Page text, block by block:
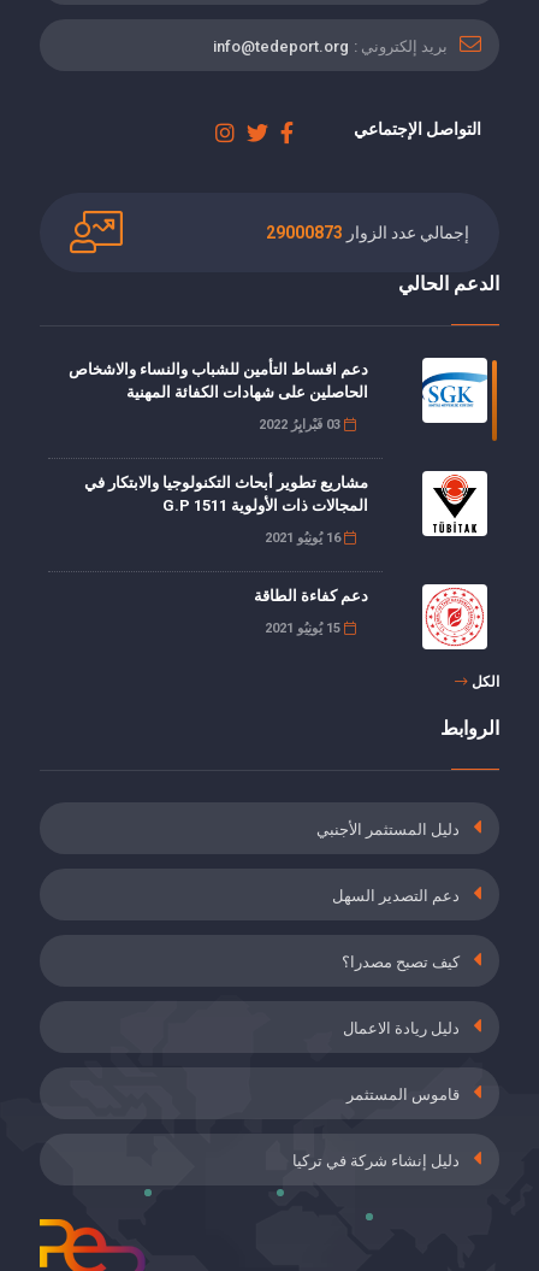
بريد إلكتروني : info@tedeport.org
التواصل الإجتماعي
إجمالي عدد الزوار 29000873
الدعم الحالي
دعم اقساط التأمين للشباب والنساء والاشخاص
الحاصلين على شهادات الكفائة المهنية
03 فَبْرايِرُ 2022
مشاريع تطوير أبحاث التكنولوجيا والابتكار في
المجالات ذات الأولوية G.P 1511
16 يُونِيُو 2021
دعم كفاءة الطاقة
15 يُونِيُو 2021
التدريب أثناء العمل
للغاية
شهادة إنتاجية التوليد المشترك والإنتاج غير المرخص
الكل
الروابط
دليل المستثمر الأجنبي
دعم التصدير السهل
كيف تصبح مصدرا؟
دليل ريادة الاعمال
قاموس المستثمر
دليل إنشاء شركة في تركيا